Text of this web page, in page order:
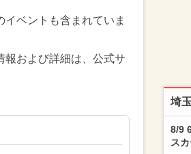
ベントも含まれていま
および詳細は、公式サ
埼
8/9
ス